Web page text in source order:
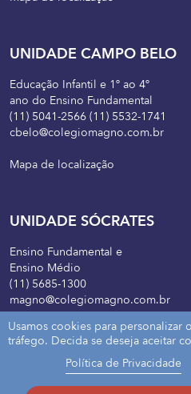
UNIDADE CAMPO BELO
Educação Infantil e 1º ao 4º
ano do Ensino Fundamental
(11) 5041-2566 (11) 5532-1741
cbelo@colegiomagno.com.br
Mapa de localização
UNIDADE SÓCRATES
Ensino Fundamental e
Ensino Médio
(11) 5685-1300
magno@colegiomagno.com.br
Mapa de localização
Usamos cookies para personalizar
tráfego. Decida se deseja aceitar
Política de Privacidade